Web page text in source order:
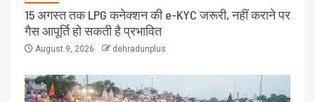
15 अगस्त तक LPG कनेक्शन की e-KYC जरूरी, नहीं कराने पर
गैस आपूर्ति हो सकती है प्रभावित
August 9, 2026 dehradunplus